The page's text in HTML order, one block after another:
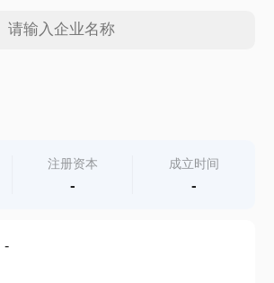
注册资本
-
成立时间
-
-